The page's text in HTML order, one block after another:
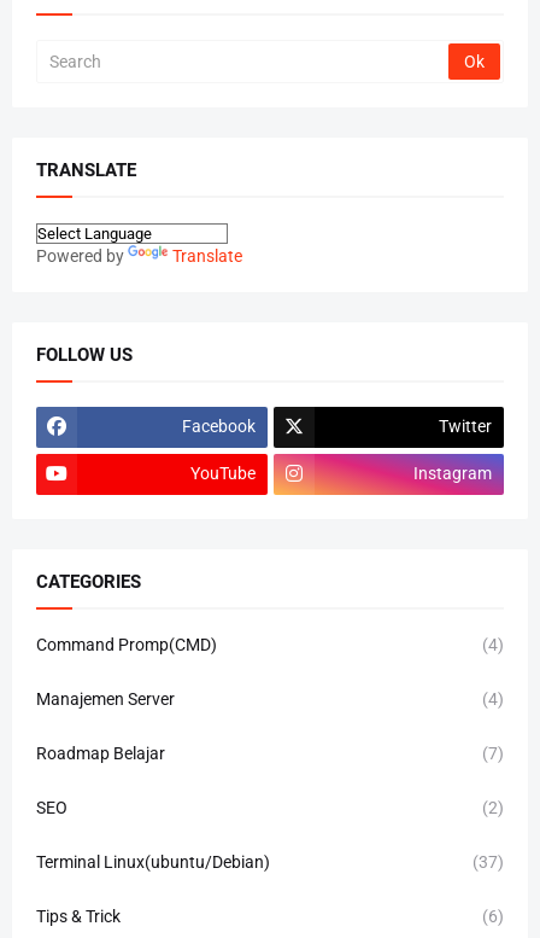
TRANSLATE
Powered by Translate
FOLLOW US
Facebook Twitter
YouTube Instagram
CATEGORIES
Command Promp(CMD) (4)
Manajemen Server (4)
Roadmap Belajar (7)
SEO (2)
Terminal Linux(ubuntu/Debian) (37)
Tips & Trick (6)